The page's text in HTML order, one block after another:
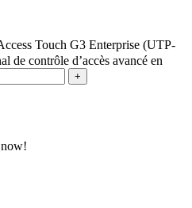
Touch G3 Enterprise (UTP-
de contrôle d’accès avancé en